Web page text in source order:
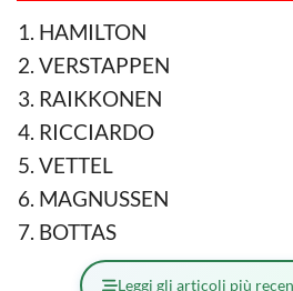
HAMILTON
VERSTAPPEN
RAIKKONEN
RICCIARDO
VETTEL
MAGNUSSEN
BOTTAS
Leggi gli articoli più